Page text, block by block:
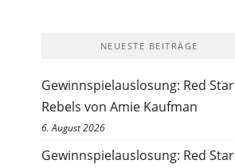
NEUESTE BEITRÄGE
Gewinnspielauslosung: Red Star
Rebels von Amie Kaufman
6. August 2026
Gewinnspielauslosung: Red Star